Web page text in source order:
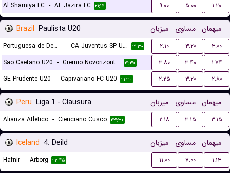
Al Shamiya FC - AL Jazira FC ۲۱:۱۵ ۹.۰۰ ۵.۰۰ ۱.۲۰
Brazil Paulista U20 میزبان مساوی میهمان
Portuguesa de Desportos U20 - CA Juventus SP U20 ۲۱:۳۰ ۲.۱۰ ۳.۲۰
۳.۰۰
Sao Caetano U20 - Gremio Novorizontino U20 ۲۱:۳۰ ۳.۸۰ ۳.۴۰
۱.۷۴
GE Prudente U20 - Capivariano FC U20 ۲۱:۳۰ ۲.۲۵ ۳.۲۰ ۲.۸۰
Peru Liga 1 - Clausura میزبان مساوی میهمان
Alianza Atletico - Cienciano Cusco ۲۳:۳۰ ۲.۱۸ ۳.۱۵ ۳.۱۵
Iceland 4. Deild میزبان مساوی میهمان
Hafnir - Arborg ۲۲:۴۵ ۱۱.۰۰ ۷.۰۰ ۱.۱۳